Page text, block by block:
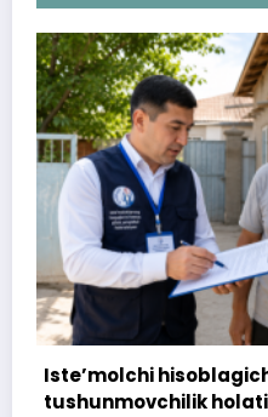
bog‘liq
qilindi